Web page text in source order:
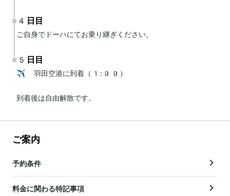
4日目
ご自身でドーハにてお乗り継ぎください。
5日目
✈️ 羽田空港に到着（1:00）
到着後は自由解散です。
ご案内
予約条件
料金に関わる特記事項